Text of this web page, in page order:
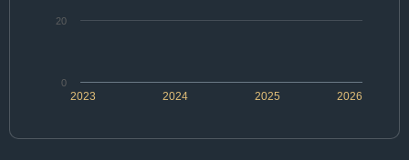
2024 2026
2023 2025
0
20